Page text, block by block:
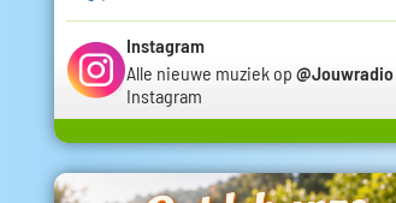
Instagram
Alle nieuwe muziek op @Jouwradio
Instagram